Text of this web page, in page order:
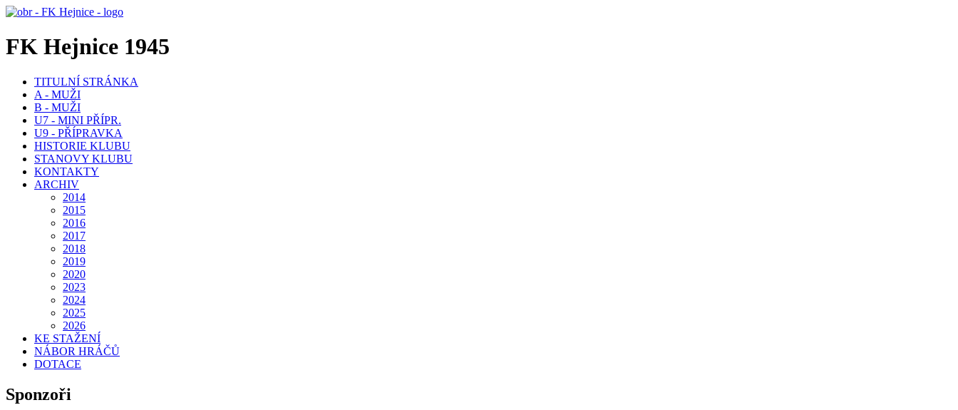
FK Hejnice 1945
TITULNÍ STRÁNKA
A - MUŽI
B - MUŽI
U7 - MINI PŘÍPR.
U9 - PŘÍPRAVKA
HISTORIE KLUBU
STANOVY KLUBU
KONTAKTY
ARCHIV
2014
2015
2016
2017
2018
2019
2020
2023
2024
2025
2026
KE STAŽENÍ
NÁBOR HRÁČŮ
DOTACE
Sponzoři